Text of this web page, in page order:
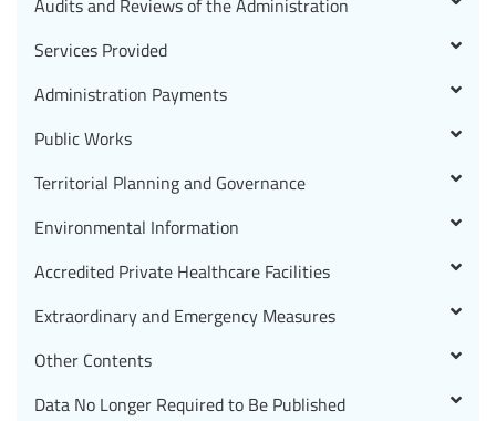
Audits and Reviews of the Administration
Services Provided
Administration Payments
Public Works
Territorial Planning and Governance
Environmental Information
Accredited Private Healthcare Facilities
Extraordinary and Emergency Measures
Other Contents
Data No Longer Required to Be Published